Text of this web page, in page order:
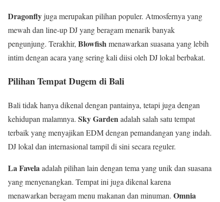
Dragonflyjuga merupakan pilihan populer. Atmosfernya yang
mewah dan line-up DJ yang beragam menarik banyak
pengunjung. Terakhir, Blowfishmenawarkan suasana yang lebih
intim dengan acara yang sering kali diisi oleh DJ lokal berbakat.
Pilihan Tempat Dugem di Bali
Bali tidak hanya dikenal dengan pantainya, tetapi juga dengan
kehidupan malamnya. Sky Gardenadalah salah satu tempat
terbaik yang menyajikan EDM dengan pemandangan yang indah.
DJ lokal dan internasional tampil di sini secara reguler.
La Favelaadalah pilihan lain dengan tema yang unik dan suasana
yang menyenangkan. Tempat ini juga dikenal karena
menawarkan beragam menu makanan dan minuman. Omnia